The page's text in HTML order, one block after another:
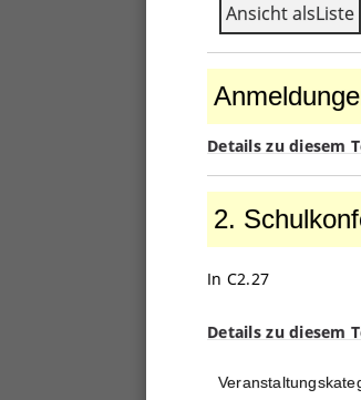
Ansicht alsListe
Anmeldungen
Klasse
(ganztags)
Details zu diesem
2.
Schulkonferenz
2.
In C2.27
Details zu diesem